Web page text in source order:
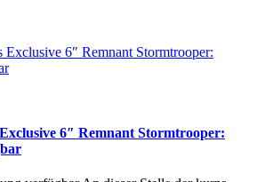
6″ Remnant Stormtrooper: